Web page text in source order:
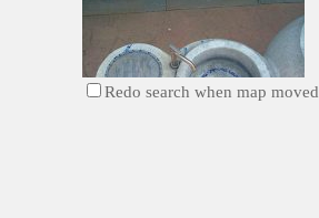
Redo search when map moved